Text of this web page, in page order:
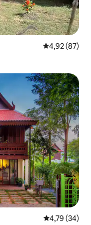
4,92 de uma
4,92 (87)
4,79 de uma
4,79 (34)